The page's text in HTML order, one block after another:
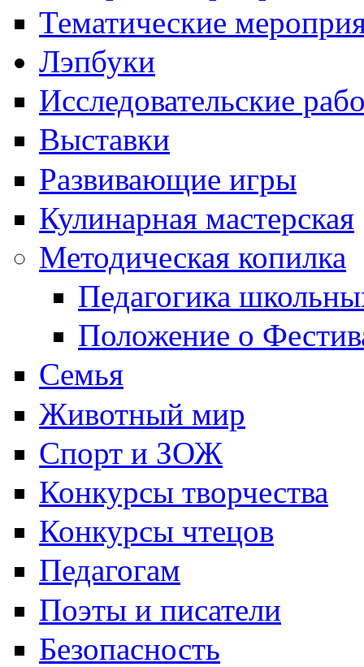
Тематические
Лэпбуки
Исследовательские
Выставки
Развивающие игры
Кулинарная мастерская
Методическая копилка
Педагогика
Положение о
Семья
Животный мир
Спорт и ЗОЖ
Конкурсы творчества
Конкурсы чтецов
Педагогам
Поэты и писатели
Безопасность